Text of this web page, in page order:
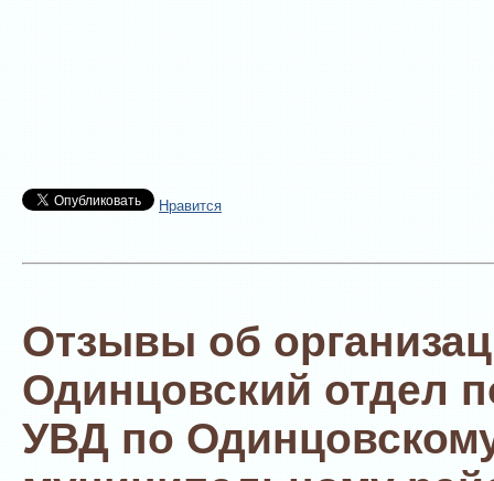
Нравится
Отзывы об
Одинцовский отдел
УВД по